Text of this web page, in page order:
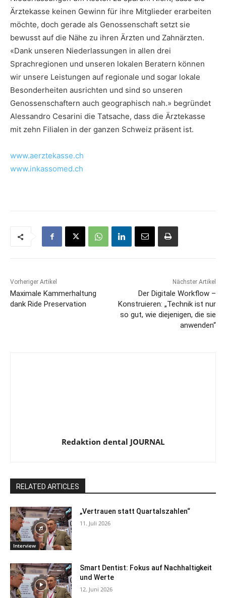
Ärztekasse keinen Gewinn für ihre Mitglieder erarbeiten
möchte, doch gerade als Genossenschaft setzt sie
bewusst auf die Nähe zu ihren Ärzten und Zahnärzten.
«Dank unseren Niederlassungen in allen drei
Sprachregionen und unseren lokalen Beratern können
wir unsere Leistungen auf regionale und sogar lokale
Besonderheiten ausrichten und sind so unseren
Genossenschaftern auch geographisch nah.» begründet
Alessandro Cesarini die Tatsache, dass die Ärztekasse
mit zehn Filialen in der ganzen Schweiz präsent ist.
www.aerztekasse.ch
www.inkassomed.ch
Vorheriger Artikel
Maximale Kammerhaltung
dank Ride Preservation
Nächster Artikel
Der Digitale Workflow –
Konstruieren: „Technik ist nur
so gut, wie diejenigen, die sie
anwenden“
Redaktion dental JOURNAL
RELATED ARTICLES
Interview
„Vertrauen statt Quartalszahlen“
11. Juli 2026
Smart Dentist: Fokus auf Nachhaltigkeit
und Werte
12. Juni 2026